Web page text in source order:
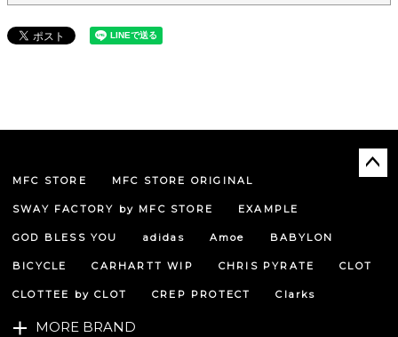
MFC STORE MFC STORE ORIGINAL
SWAY FACTORY by MFC STORE EXAMPLE
GOD BLESS YOU adidas Amoe BABYLON
BICYCLE CARHARTT WIP CHRIS PYRATE CLOT
CLOTTEE by CLOT CREP PROTECT Clarks
MORE BRAND